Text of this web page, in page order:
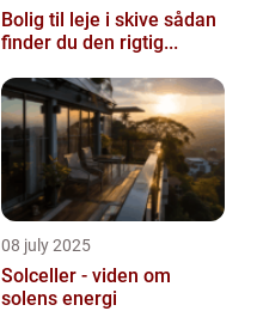
Bolig til leje i skive sådan
finder du den rigtig...
08 july 2025
Solceller - viden om
solens energi